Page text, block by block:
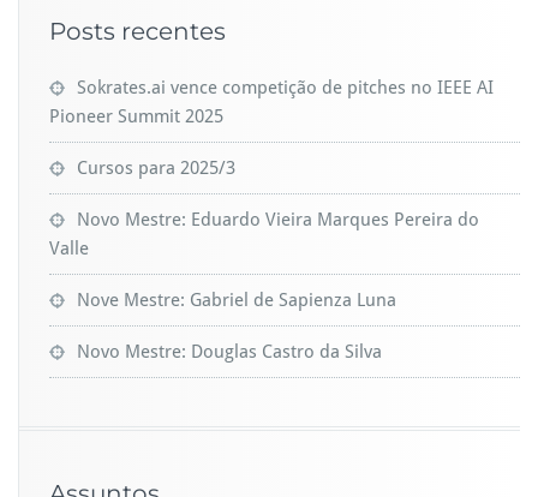
Posts recentes
Sokrates.ai vence competição de pitches no IEEE AI
Pioneer Summit 2025
Cursos para 2025/3
Novo Mestre: Eduardo Vieira Marques Pereira do
Valle
Nove Mestre: Gabriel de Sapienza Luna
Novo Mestre: Douglas Castro da Silva